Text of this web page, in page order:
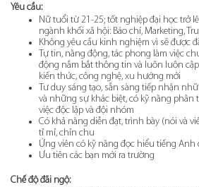
Yêu cầu:
Nữ tuổi từ 21-25; tốt nghiệp đại học trở
ngành khối xã hội: Báo chí, Marketing,
Không yêu cầu kinh nghiệm vì sẽ được
Tự tin, năng động, tác phong làm việc
động nắm bắt thông tin và luôn luôn
kiến thức, công nghệ, xu hướng mới
Tư duy sáng tạo, sẵn sàng tiếp nhận
và những sự khác biệt, có kỹ năng phân
việc độc lập và đội nhóm
Có khả năng diễn đạt, trình bày (nói và
tỉ mỉ, chỉn chu
Ứng viên có kỹ năng đọc hiểu tiếng Anh
Ưu tiên các bạn mới ra trường
Chế độ đãi ngộ: